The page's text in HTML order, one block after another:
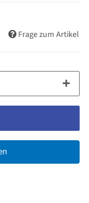
Frage zum Artikel